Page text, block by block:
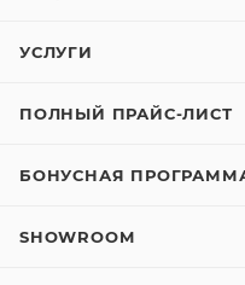
УСЛУГИ
ПОЛНЫЙ ПРАЙС-ЛИСТ
БОНУСНАЯ
SHOWROOM